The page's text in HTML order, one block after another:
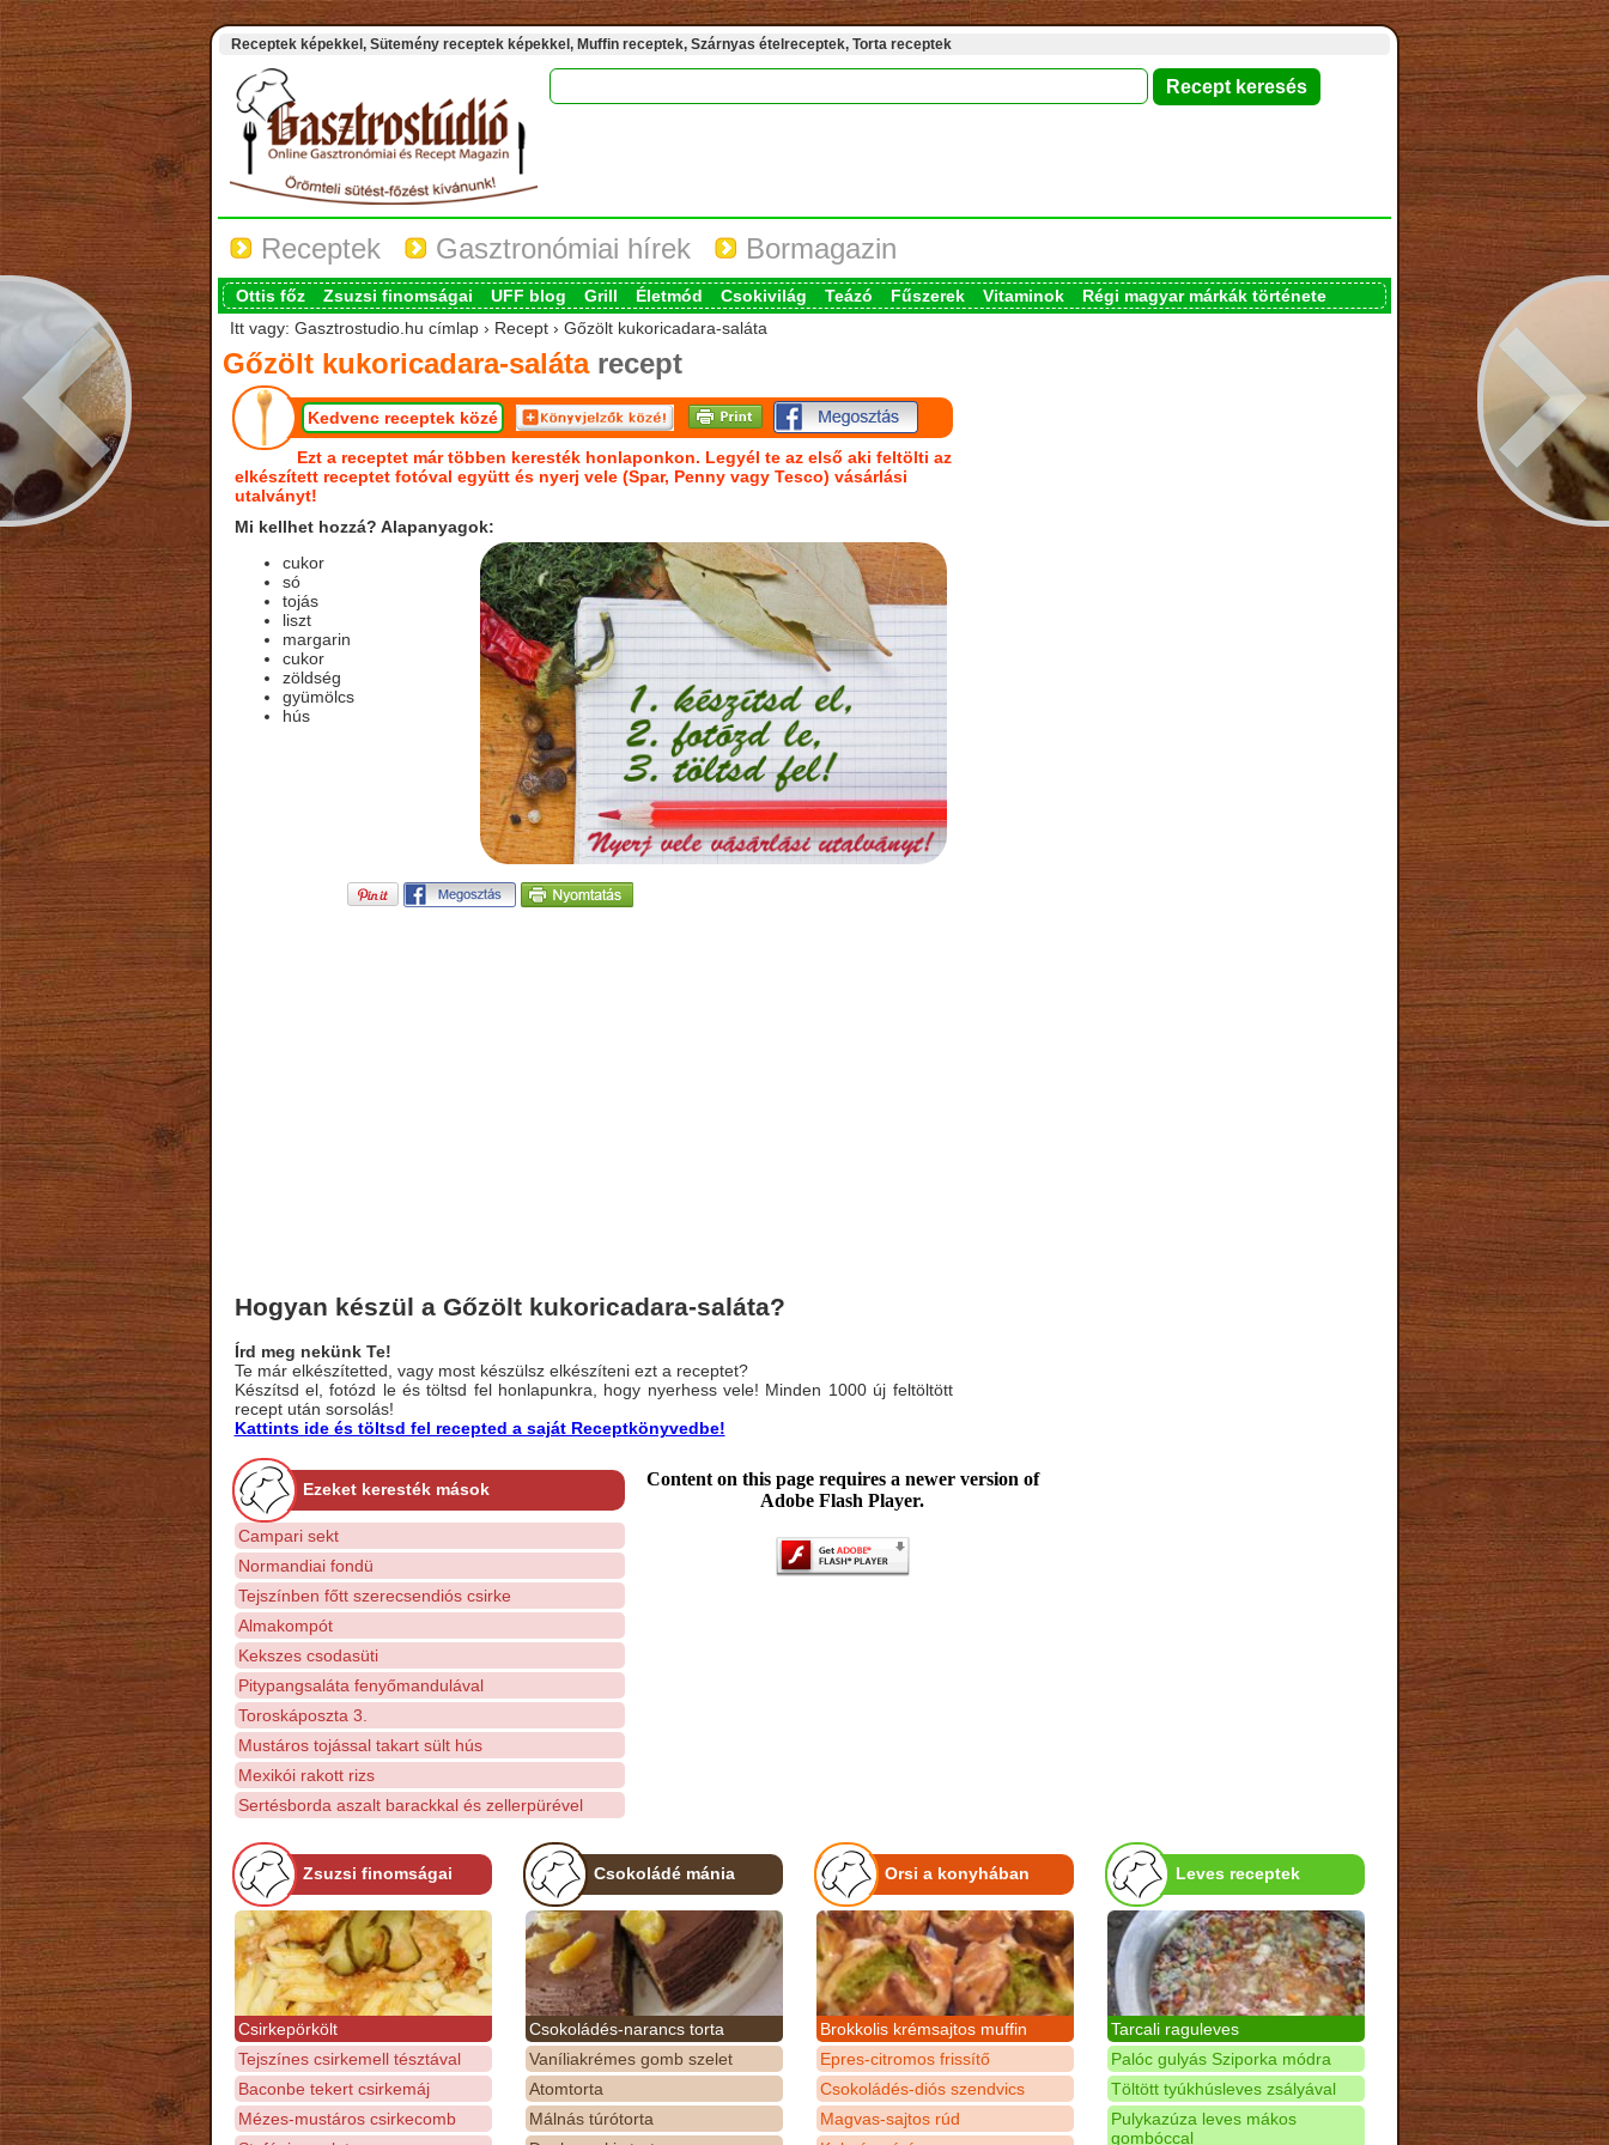
Receptek képekkel, Sütemény receptek képekkel, Muffin receptek, Szárnyas ételreceptek, Torta receptek
Receptek Gasztronómiai hírek Bormagazin
Ottis főz Zsuzsi finomságai UFF blog Grill Életmód Csokivilág Teázó Fűszerek Vitaminok
Régi magyar márkák története
Itt vagy: Gasztrostudio.hu címlap › Recept › Gőzölt kukoricadara-saláta
Gőzölt kukoricadara-salátarecept
Kedvenc receptek közé
Ezt a receptet már többen keresték honlaponkon. Legyél te az első aki feltölti az
elkészített receptet fotóval együtt és nyerj vele (Spar, Penny vagy Tesco) vásárlási
utalványt!
Mi kellhet hozzá? Alapanyagok:
cukor
só
tojás
liszt
margarin
cukor
zöldség
gyümölcs
hús
Hogyan készül a Gőzölt kukoricadara-saláta?
Írd meg nekünk Te!
Te már elkészítetted, vagy most készülsz elkészíteni ezt a receptet?
Készítsd el, fotózd le és töltsd fel honlapunkra, hogy nyerhess vele! Minden 1000 új feltöltött
recept után sorsolás!
Kattints ide és töltsd fel recepted a saját Receptkönyvedbe!
Ezeket keresték mások
Campari sekt
Normandiai fondü
Tejszínben főtt szerecsendiós csirke
Almakompót
Kekszes csodasüti
Pitypangsaláta fenyőmandulával
Toroskáposzta 3.
Mustáros tojással takart sült hús
Mexikói rakott rizs
Sertésborda aszalt barackkal és zellerpürével
Content on this page requires a newer version of
Adobe Flash Player.
Zsuzsi finomságai
Csirkepörkölt
Tejszínes csirkemell tésztával
Baconbe tekert csirkemáj
Mézes-mustáros csirkecomb
Csokoládé mánia
Csokoládés-narancs torta
Vaníliakrémes gomb szelet
Atomtorta
Málnás túrótorta
Orsi a konyhában
Brokkolis krémsajtos muffin
Epres-citromos frissítő
Csokoládés-diós szendvics
Magvas-sajtos rúd
Leves receptek
Tarcali raguleves
Palóc gulyás Sziporka módra
Töltött tyúkhúsleves zsályával
Pulykazúza leves mákos
gombóccal